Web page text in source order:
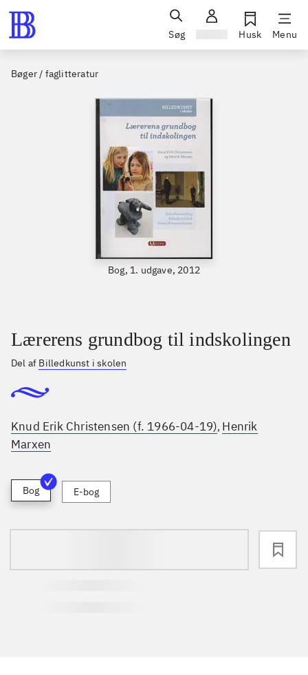
Søg Husk Menu
Bøger / faglitteratur
Bog, 1. udgave, 2012
Lærerens grundbog til indskolingen
Del af Billedkunst i skolen
Knud Erik Christensen (f. 1966-04-19), Henrik
Marxen
Bog E-bog